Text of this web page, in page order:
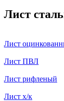
Лист
Лист
Лист ПВЛ
Лист рифленый
Лист х/к